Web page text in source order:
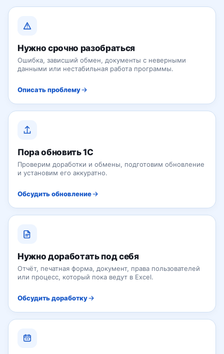
Нужно срочно разобраться
Ошибка, зависший обмен, документы с неверными
данными или нестабильная работа программы.
Описать проблему
Пора обновить 1С
Проверим доработки и обмены, подготовим обновление
и установим его аккуратно.
Обсудить обновление
Нужно доработать под себя
Отчёт, печатная форма, документ, права пользователей
или процесс, который пока ведут в Excel.
Обсудить доработку